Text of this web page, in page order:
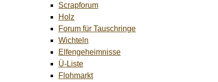
Scrapforum
Holz
Forum für Tauschringe
Wichteln
Elfengeheimnisse
Ü-Liste
Flohmarkt